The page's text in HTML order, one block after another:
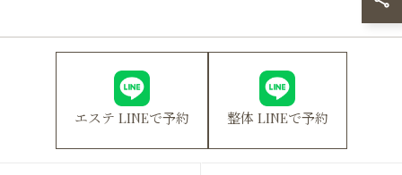
エステ LINEで予約 整体 LINEで予約